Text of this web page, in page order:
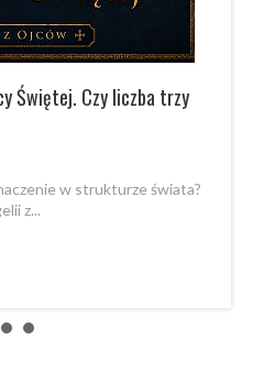
Świętej. Czy liczba trzy
w strukturze świata?
z...